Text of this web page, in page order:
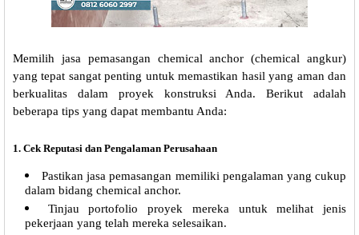
Memilih jasa pemasangan chemical anchor (chemical angkur)
yang tepat sangat penting untuk memastikan hasil yang aman dan
berkualitas dalam proyek konstruksi Anda. Berikut adalah
beberapa tips yang dapat membantu Anda:
1. Cek Reputasi dan Pengalaman Perusahaan
Pastikan jasa pemasangan memiliki pengalaman yang cukup
dalam bidang chemical anchor.
Tinjau portofolio proyek mereka untuk melihat jenis
pekerjaan yang telah mereka selesaikan.